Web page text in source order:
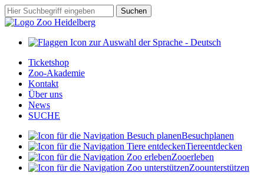
Zum
Hauptinhalt
springen
Suchbegriff Suchen
Ticketshop
Zoo-Akademie
Kontakt
Über uns
News
SUCHE
Besuchplanen
Tiereentdecken
Zooerleben
Zoounterstützen